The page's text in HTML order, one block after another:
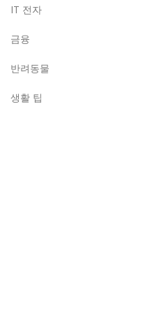
IT 전자
금융
반려동물
생활 팁